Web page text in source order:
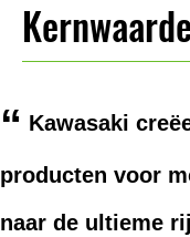
Kawasaki
producten voor
naar de ultieme